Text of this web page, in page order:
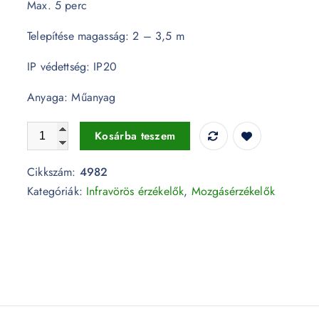
Max. 5 perc
Telepítése magasság: 2 – 3,5 m
IP védettség: IP20
Anyaga: Műanyag
E27 foglalat beépített infravörös mozgásérzékelővel - 4982
Kosárba teszem
Cikkszám: 4982
Kategóriák: Infravörös érzékelők, Mozgásérzékelők